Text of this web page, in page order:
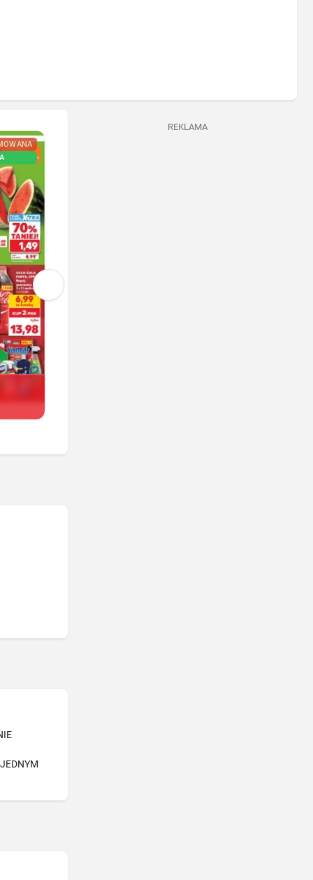
REKLAMA